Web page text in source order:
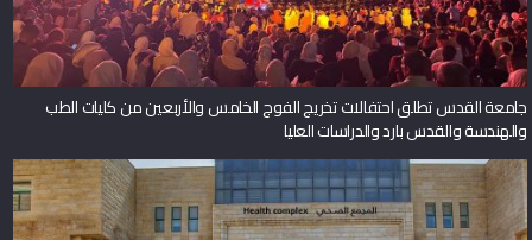
جامعة القدس تطلق احتفالات تخريج الفوج الخامس والأربعين من كليات الطب
والهندسة والقدس بارد والدراسات العليا